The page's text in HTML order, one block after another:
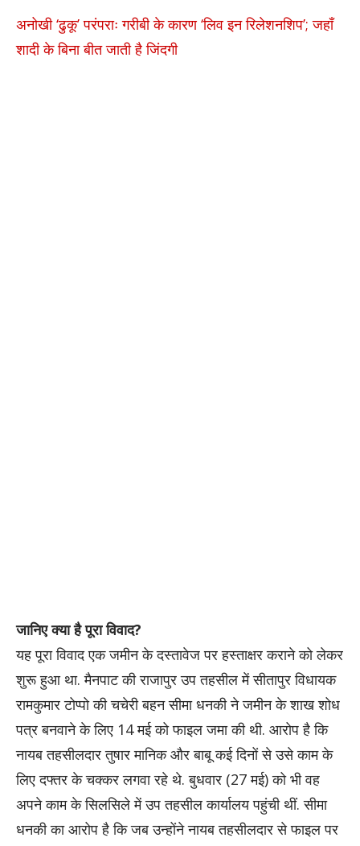
अनोखी ‘ढुकू’ परंपराः गरीबी के कारण ‘लिव इन रिलेशनशिप’; जहाँ
शादी के बिना बीत जाती है जिंदगी
जानिए क्या है पूरा विवाद?
यह पूरा विवाद एक जमीन के दस्तावेज पर हस्ताक्षर कराने को लेकर
शुरू हुआ था. मैनपाट की राजापुर उप तहसील में सीतापुर विधायक
रामकुमार टोप्पो की चचेरी बहन सीमा धनकी ने जमीन के शाख शोध
पत्र बनवाने के लिए 14 मई को फाइल जमा की थी. आरोप है कि
नायब तहसीलदार तुषार मानिक और बाबू कई दिनों से उसे काम के
लिए दफ्तर के चक्कर लगवा रहे थे. बुधवार (27 मई) को भी वह
अपने काम के सिलसिले में उप तहसील कार्यालय पहुंची थीं. सीमा
धनकी का आरोप है कि जब उन्होंने नायब तहसीलदार से फाइल पर